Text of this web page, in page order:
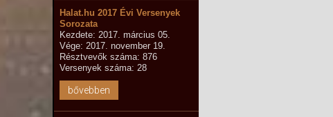
Halat.hu 2017 Évi Versenyek
Sorozata
Kezdete: 2017. március 05.
Vége: 2017. november 19.
Résztvevők száma: 876
Versenyek száma: 28
bővebben